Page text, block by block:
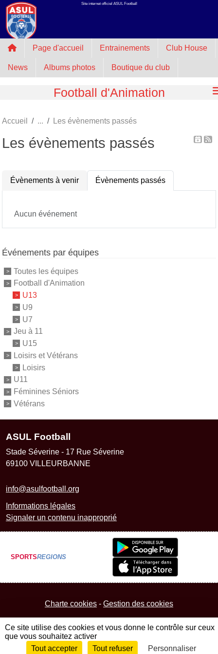
Site internet officiel ASUL Football
Page d'accueil Entrainements Club House
News Albums photos Boutique du club
Football d'Animation
Accueil Les évènements passés
Les évènements passés
Évènements à venir Évènements passés
Aucun événement
Événements par équipes
Toutes les équipes
Football d'Animation
U13
U9
U7
Jeu à 11
U15
Loisirs et Vétérans
Loisirs
U11
Féminines Séniors
Vétérans
ASUL Football
Stade Séverine - 17 Rue Séverine
69100 VILLEURBANNE
info@asulfootball.org
Informations légales
Signaler un contenu inapproprié
SPORTSREGIONS
Charte cookies Gestion des cookies
Envie de participer ? Connexion
Panneau de gestion des cookies
Ce site utilise des cookies et vous donne le contrôle sur ceux
que vous souhaitez activer
Tout accepter
Tout refuser Personnaliser